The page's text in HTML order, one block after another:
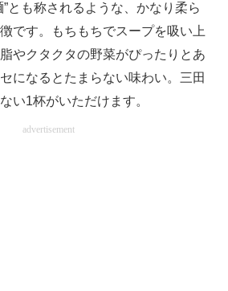
”とも称されるような、かなり柔ら
です。もちもちでスープを吸い上
やクタクタの野菜がぴったりとあ
になるとたまらない味わい。三田
い1杯がいただけます。
advertisement